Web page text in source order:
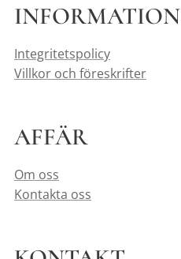
INFORMATION
Integritetspolicy
Villkor och föreskrifter
AFFÄR
Om oss
Kontakta oss